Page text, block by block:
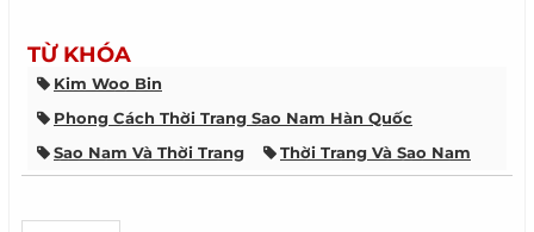
TỪ KHÓA
Kim Woo Bin
Phong Cách Thời Trang Sao Nam Hàn Quốc
Sao Nam Và Thời Trang
Thời Trang Và Sao Nam